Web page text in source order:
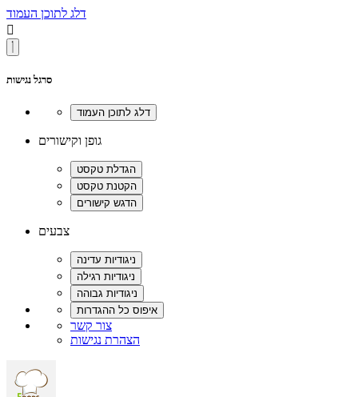
דלג לתוכן העמוד

סרגל נגישות
גופן וקישורים
צבעים
צור קשר
הצהרת נגישות